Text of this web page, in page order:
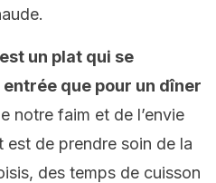
est un plat qui se
que pour un dîner
notre faim et de l’envie
est de prendre soin de la
des temps de cuisson